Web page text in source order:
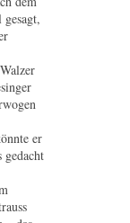
er
gedacht